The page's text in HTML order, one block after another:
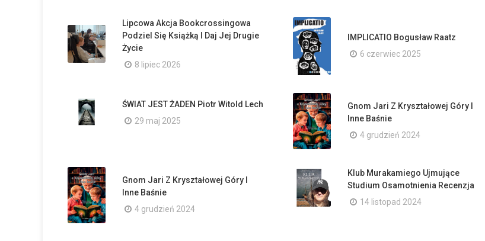
Lipcowa Akcja Bookcrossingowa
Podziel Się Książką I Daj Jej Drugie
Życie
8 lipiec 2026
IMPLICATIO Bogusław Raatz
6 czerwiec 2025
ŚWIAT JEST ŻADEN Piotr Witold Lech
29 maj 2025
Gnom Jari Z Kryształowej Góry I
Inne Baśnie
4 grudzień 2024
Gnom Jari Z Kryształowej Góry I
Inne Baśnie
4 grudzień 2024
Klub Murakamiego Ujmujące
Studium Osamotnienia Recenzja
14 listopad 2024